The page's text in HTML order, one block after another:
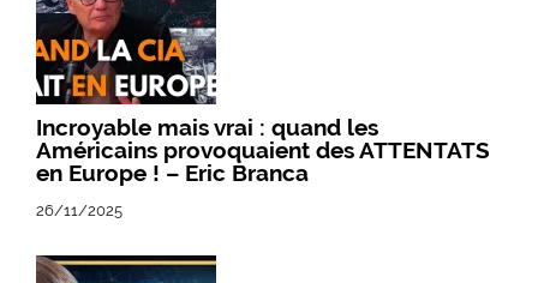
Incroyable mais vrai : quand les
Américains provoquaient des ATTENTATS
en Europe ! – Eric Branca
26/11/2025